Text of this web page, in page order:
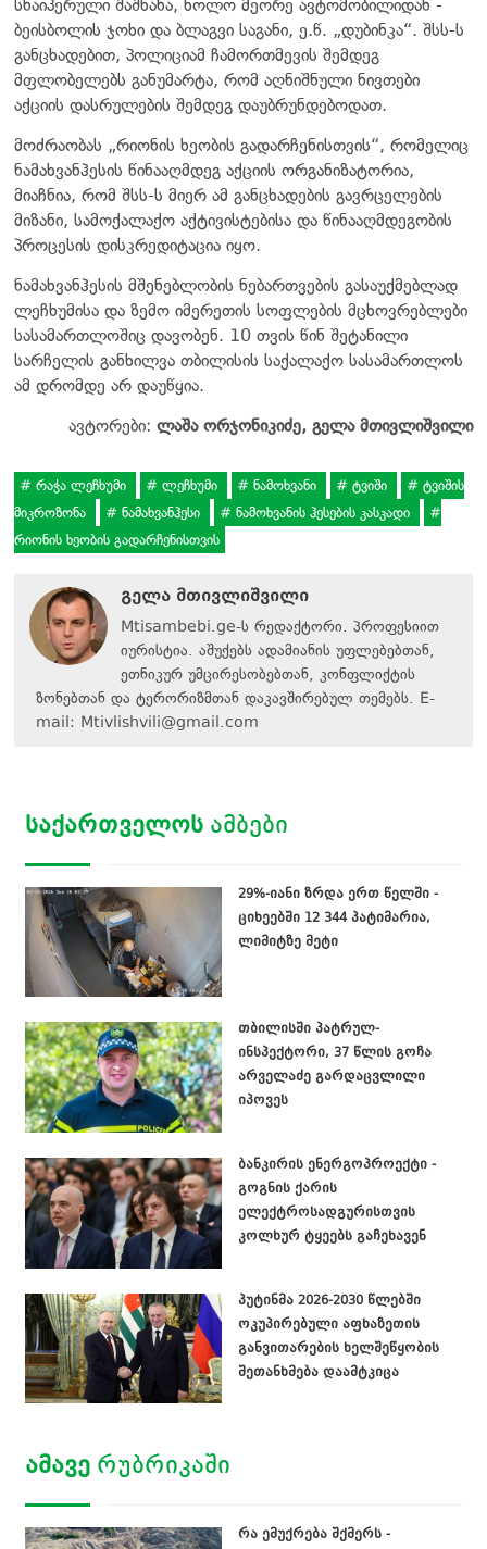
სნაიპერული შაშხანა, ხოლო მეორე ავტომობილიდან -
ბეისბოლის ჯოხი და ბლაგვი საგანი, ე.წ. „დუბინკა“. შსს-ს
განცხადებით, პოლიციამ ჩამორთმევის შემდეგ
მფლობელებს განუმარტა, რომ აღნიშნული ნივთები
აქციის დასრულების შემდეგ დაუბრუნდებოდათ.
მოძრაობას „რიონის ხეობის გადარჩენისთვის“, რომელიც
ნამახვანჰესის წინააღმდეგ აქციის ორგანიზატორია,
მიაჩნია, რომ შსს-ს მიერ ამ განცხადების გავრცელების
მიზანი, სამოქალაქო აქტივისტებისა და წინააღმდეგობის
პროცესის დისკრედიტაცია იყო.
ნამახვანჰესის მშენებლობის ნებართვების გასაუქმებლად
ლეჩხუმისა და ზემო იმერეთის სოფლების მცხოვრებლები
სასამართლოშიც დავობენ. 10 თვის წინ შეტანილი
სარჩელის განხილვა თბილისის საქალაქო სასამართლოს
ამ დრომდე არ დაუწყია.
ავტორები: ლაშა ორჯონიკიძე, გელა მთივლიშვილი
რაჭა ლეჩხუმი ლეჩხუმი ნამოხვანი ტვიში
ტვიშის
მიკროზონა
ნამახვანჰესი
ნამოხვანის ჰესების კასკადი
რიონის ხეობის გადარჩენისთვის
გელა მთივლიშვილი
Mtisambebi.ge-ს რედაქტორი. პროფესიით
იურისტია. აშუქებს ადამიანის უფლებებთან,
ეთნიკურ უმცირესობებთან, კონფლიქტის
ზონებთან და ტერორიზმთან დაკავშირებულ თემებს. E-
mail: Mtivlishvili@gmail.com
ᲡᲐᲥᲐᲠᲗᲕᲔᲚᲝᲡ ᲐᲛᲑᲔᲑᲘ
29%-იანი ზრდა ერთ წელში -
ციხეებში 12 344 პატიმარია,
ლიმიტზე მეტი
თბილისში პატრულ-
ინსპექტორი, 37 წლის გოჩა
არველაძე გარდაცვლილი
იპოვეს
ბანკირის ენერგოპროექტი -
გოგნის ქარის
ელექტროსადგურისთვის
კოლხურ ტყეებს გაჩეხავენ
პუტინმა 2026-2030 წლებში
ოკუპირებული აფხაზეთის
განვითარების ხელშეწყობის
შეთანხმება დაამტკიცა
ᲐᲛᲐᲕᲔ ᲠᲣᲑᲠᲘᲙᲐᲨᲘ
რა ემუქრება შქმერს -